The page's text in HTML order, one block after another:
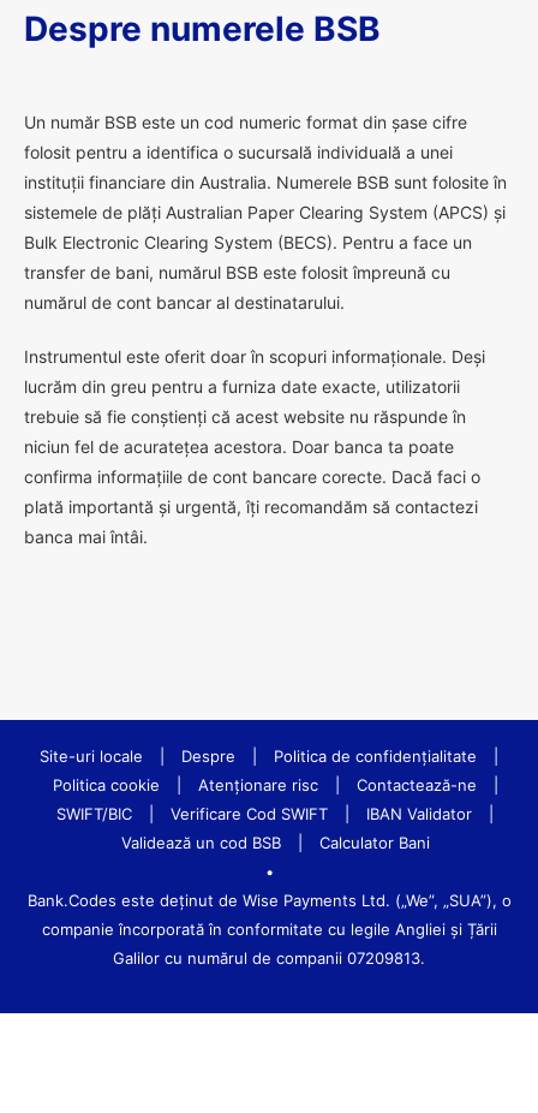
Despre numerele BSB
Un număr BSB este un cod numeric format din șase cifre
folosit pentru a identifica o sucursală individuală a unei
instituții financiare din Australia. Numerele BSB sunt folosite în
sistemele de plăți Australian Paper Clearing System (APCS) și
Bulk Electronic Clearing System (BECS). Pentru a face un
transfer de bani, numărul BSB este folosit împreună cu
numărul de cont bancar al destinatarului.
Instrumentul este oferit doar în scopuri informaționale. Deși
lucrăm din greu pentru a furniza date exacte, utilizatorii
trebuie să fie conștienți că acest website nu răspunde în
niciun fel de acuratețea acestora. Doar banca ta poate
confirma informațiile de cont bancare corecte. Dacă faci o
plată importantă și urgentă, îți recomandăm să contactezi
banca mai întâi.
Site-uri locale Despre Politica de confidenţialitate
Politica cookie
Atenționare risc Contactează-ne
SWIFT/BIC
Verificare Cod SWIFT IBAN Validator
Validează un cod BSB
Calculator Bani
•
Bank.Codes este deținut de Wise Payments Ltd. („We”, „SUA”), o
companie încorporată în conformitate cu legile Angliei și Țării
Galilor cu numărul de companii 07209813.